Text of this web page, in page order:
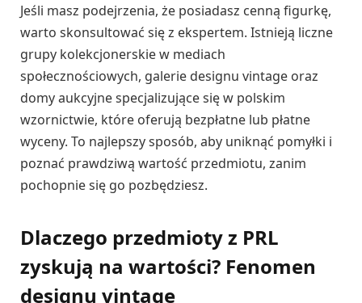
Jeśli masz podejrzenia, że posiadasz cenną figurkę,
warto skonsultować się z ekspertem. Istnieją liczne
grupy kolekcjonerskie w mediach
społecznościowych, galerie designu vintage oraz
domy aukcyjne specjalizujące się w polskim
wzornictwie, które oferują bezpłatne lub płatne
wyceny. To najlepszy sposób, aby uniknąć pomyłki i
poznać prawdziwą wartość przedmiotu, zanim
pochopnie się go pozbędziesz.
Dlaczego przedmioty z PRL
zyskują na wartości? Fenomen
designu vintage